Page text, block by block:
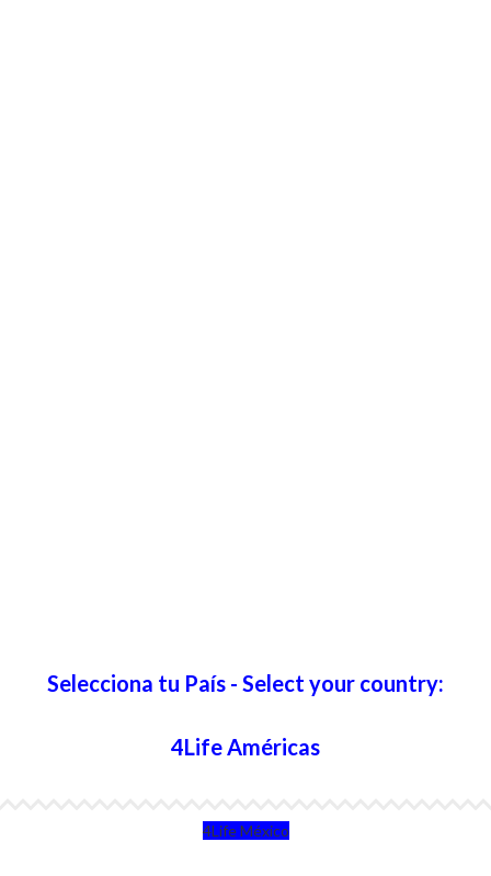
Selecciona tu País - Select your country:
4Life Américas
4Life México